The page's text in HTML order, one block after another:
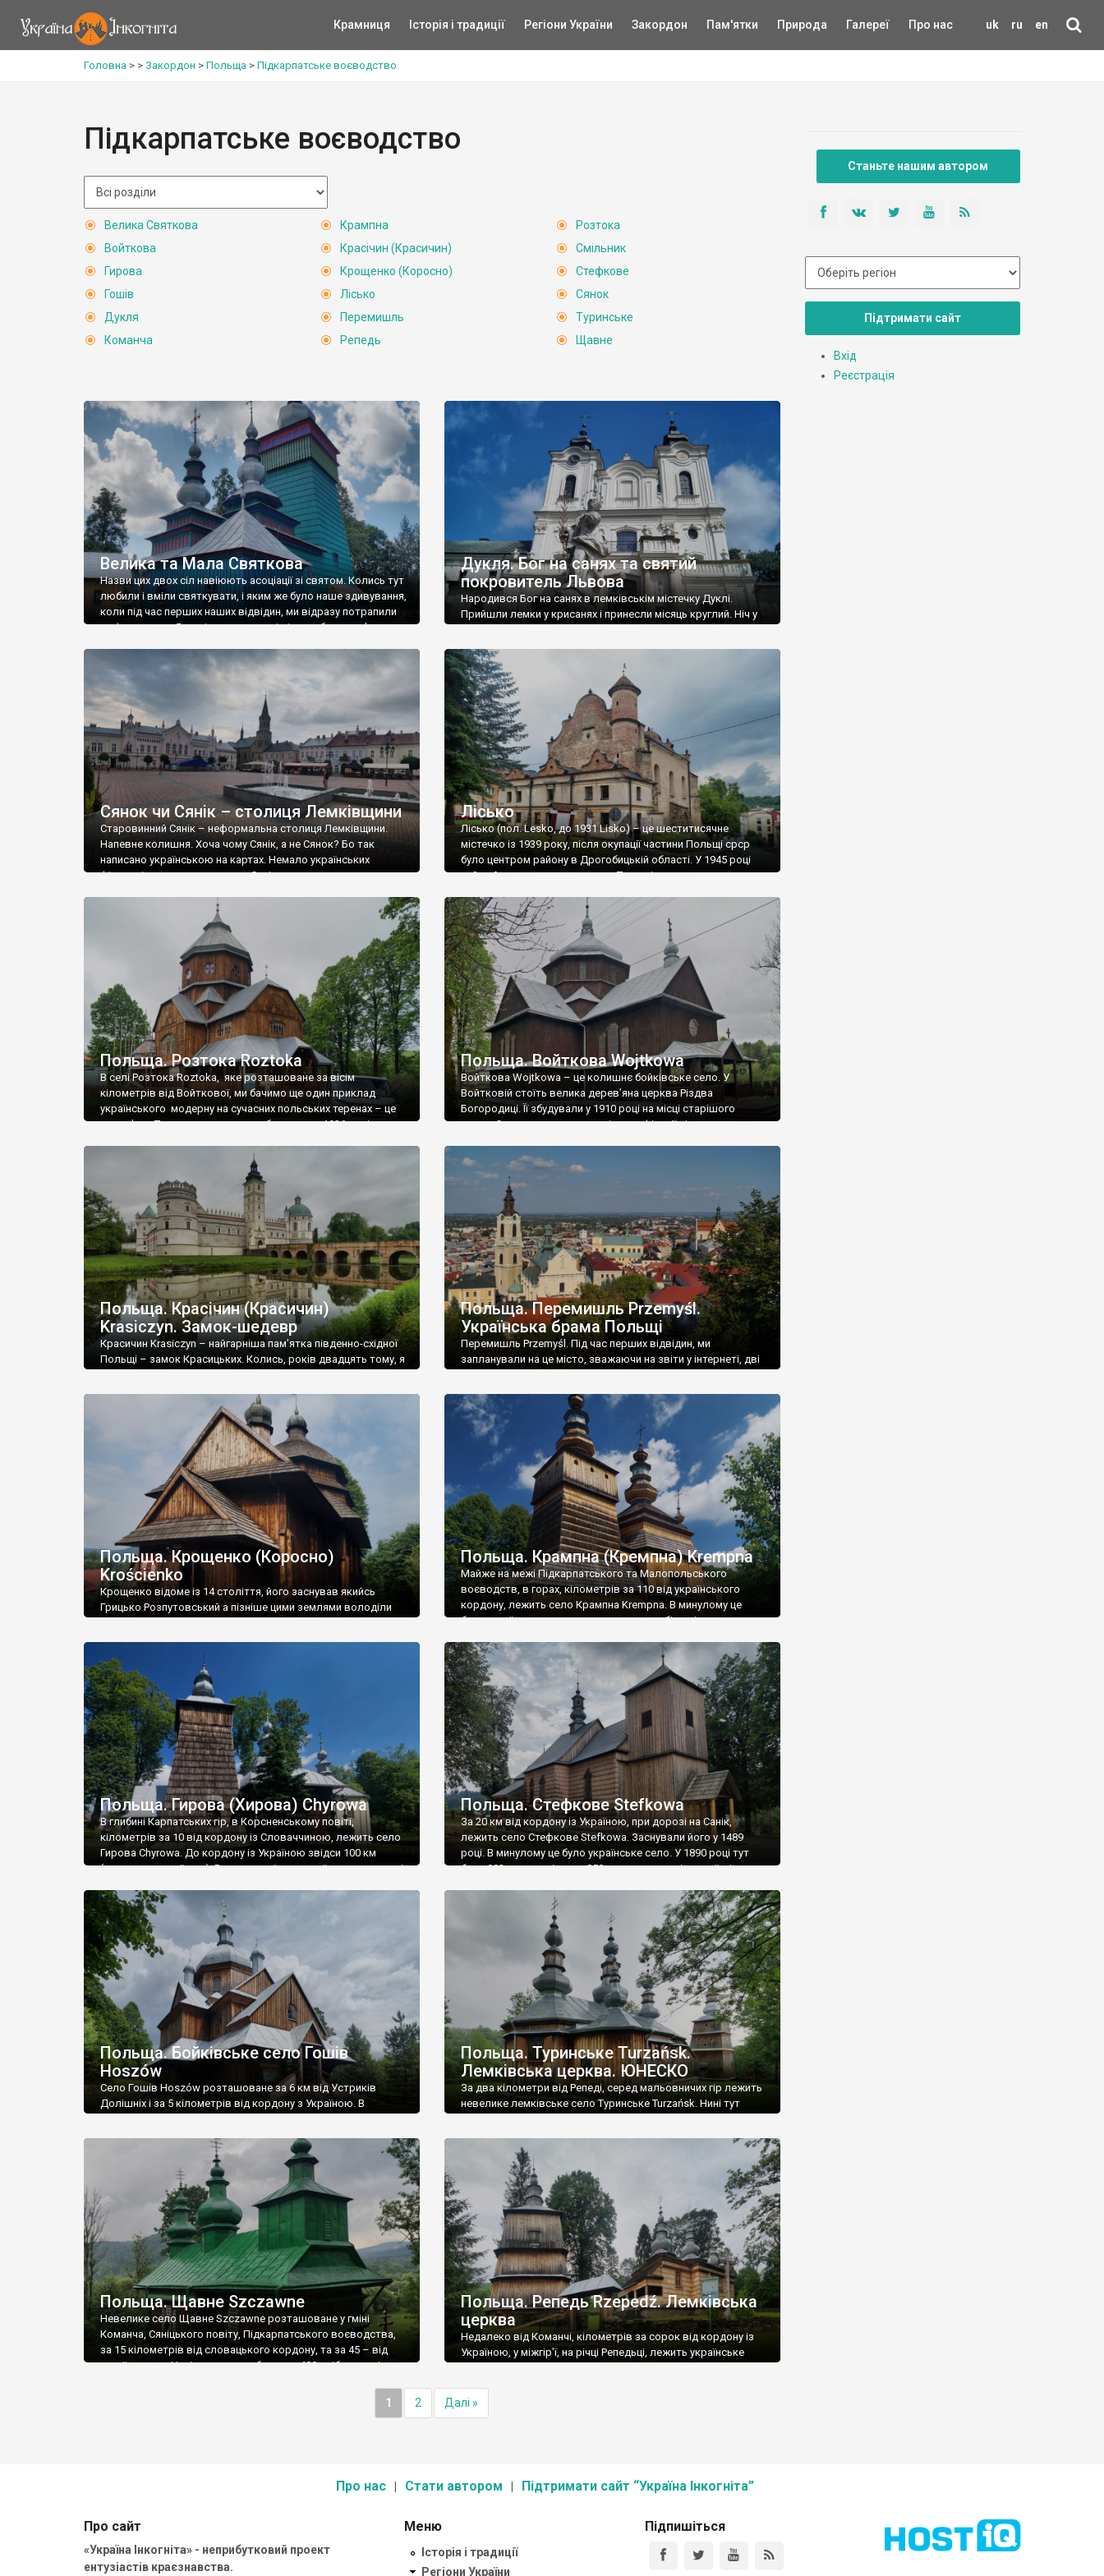
uk ru en
Крамниця Історія і традиції Регіони України Закордон Пам'ятки Природа Галереї Про нас
Головна > > Закордон > Польща > Підкарпатське воєводство
Підкарпатське воєводство
Велика Святкова
Войткова
Гирова
Гошів
Дукля
Команча
Крампна
Красічин (Красичин)
Крощенко (Коросно)
Лісько
Перемишль
Репедь
Розтока
Смільник
Стефкове
Сянок
Туринське
Щавне
Велика та Мала Святкова
Назви цих двох сіл навіюють асоціації зі святом. Колись тут
любили і вміли святкувати, і яким же було наше здивування,
коли під час перших наших відвідин, ми відразу потрапили
на фестиваль. Я на відразу зрозумів із чим було пов’язане
сучасними трендами, але в’їжджаючи […]
Дукля. Бог на санях та святий
покровитель Львова
Народився Бог на санях в лемківськім містечку Дуклі.
Прийшли лемки у крисанях і принесли місяць круглий. Ніч у
пісня) українського поета Богдана-Ігоря Антонича, який, як
уродженець Лемківщини, немало залишив свідчень про
життя регіону. Його батьки спочатку жили […]
Сянок чи Сянік – столиця Лемківщини
Старовинний Сянік – неформальна столиця Лемківщини.
Напевне колишня. Хоча чому Сянік, а не Сянок? Бо так
написано українською на картах. Немало українських
філологів кажуть, що слово «Сянік» – це
узвичаїлася, тому правильними є обидва топоніми – і Сянок,
і Сянік. А походження їх зрозуміле – від назви річки […]
Лісько
Лісько (пол. Lesko, до 1931 Lisko) – це шеститисячне
містечко із 1939 року, після окупації частини Польщі срср
було центром району в Дрогобицькій області. У 1945 році
цей район повернувся у склад Польщі, але це не означає, що
українських етнічних земель. Зараз тут українців практично
немає, […]
Польща. Розтока Roztoka
В селі Розтока Roztoka, яке розташоване за вісім
кілометрів від Войткової, ми бачимо ще один приклад
українського модерну на сучасних польських теренах – це
дерев’яна Покровська церква, збудована у 1936 році.
архітектором – його ім’я мені з’ясувати не вдалося. Це був
один із останніх результатів стилістичного пошуку
українського національного […]
Польща. Войткова Wojtkowa
Войткова Wojtkowa – це колишнє бойківське село. У
Войтковій стоїть велика дерев’яна церква Різдва
Богородиці. Її збудували у 1910 році на місці старішого
храму. Стиль церкви польські класифікації відносять до так
модерн, із ухилом в український історизм, або ж український
модерн. Хоча він зовсім не схожий на еталони […]
Польща. Красічин (Красичин)
Krasiczyn. Замок-шедевр
Красичин Krasiczyn – найгарніша пам’ятка південно-східної
Польщі – замок Красицьких. Колись, років двадцять тому, я
– мрія туристів, кожен хоче їх побачити. У Красичині стоїть
замок, як звідти, а може й гарніший. Це всього за якихось
двадцять кілометрів від […]
Польща. Перемишль Przemyśl.
Українська брама Польщі
Перемишль Przemyśl. Під час перших відвідин, ми
запланували на це місто, зважаючи на звіти у інтернеті, дві
потребує кількох днів. Тому пізніше, може за півроку, ми
повернулися сюди – приїхали потягом Інтерсіті із Києва –
він тільки-но почав курсувати по […]
Польща. Крощенко (Коросно)
Krościenko
Крощенко відоме із 14 століття, його заснував якийсь
Грицько Розпутовський а пізніше цими землями володіли
Руського воєводства Речі Посполитої, а після її поділу
потрапило у межі Добромильського повіту Галичини та
Володимерії. На південь і на північ від Крощенко Krościenko
розкинулася Бойківщина – етнічна […]
Польща. Крампна (Кремпна) Krempna
Майже на межі Підкарпатського та Малопольського
воєводств, в горах, кілометрів за 110 від українського
кордону, лежить село Крампна Krempna. В минулому це
було українське село, в якому тотальну більшість складали
лемки, 5 – євреї, і 125 – поляки, які жили на окремому хуторі
– […]
Польща. Гирова (Хирова) Chyrowa
В глибині Карпатських гір, в Корсненському повіті,
кілометрів за 10 від кордону із Словаччиною, лежить село
Гирова Chyrowa. До кордону із Україною звідси 100 км
(якщо дорогою їхати). Воно на етнічних українських землях і
мешкало 760 осіб, і усі вони були лемками-українцями. У
1945-1947 рр. […]
Польща. Стефкове Stefkowa
За 20 км від кордону із Україною, при дорозі на Санік,
лежить село Стефкове Stefkowa. Заснували його у 1489
році. В минулому це було українське село. У 1890 році тут
було 992 мешканці, з них 859 греко-католиків-українців, а у
грекокатоликів, 130 українців-римокатоликів. У 1939 році
Польща. Бойківське село Гошів
Hoszów
Село Гошів Hoszów розташоване за 6 км від Устриків
Долішніх і за 5 кілометрів від кордону з Україною. В
у 1420 році. Із 1772 по 1918 роки воно перебувало, разом з
усім краєм, у складі Австро-Угорщини, а […]
Польща. Туринське Turzańsk.
Лемківська церква. ЮНЕСКО
За два кілометри від Репеді, серед мальовничих гір лежить
невелике лемківське село Туринське Turzańsk. Нині тут
а у 1939 році тут мешкало 840 осіб, із яких українців-лемків
було 800. Туринське дуже старе – перша згадка про […]
Польща. Щавне Szczawne
Невелике село Щавне Szczawne розташоване у гміні
Команча, Сяніцького повіту, Підкарпатського воєводства,
за 15 кілометрів від словацького кордону, та за 45 – від
українського. Нині тут мешкає близько 400 осіб – лемків
яких 850 були лемками-українцями. Головною пам’яткою
Польща. Репедь Rzepedź. Лемківська
церква
Недалеко від Команчі, кілометрів за сорок від кордону із
Україною, у міжгір’ї, на річці Репедьці, лежить українське
українська церква, зведена у лемківському стилі. Перша
документальна згадка про Репедь датується 1526 роком. Не
1 2 Далі »
Станьте нашим автором
Підтримати сайт
Вхід
Реєстрація
Про нас Стати автором Підтримати сайт “Україна Інкогніта”
Про сайт
«Україна Інкогніта» - неприбутковий проект
ентузіастів краєзнавства.
Меню
Історія і традиції
Регіони України
Підпишіться